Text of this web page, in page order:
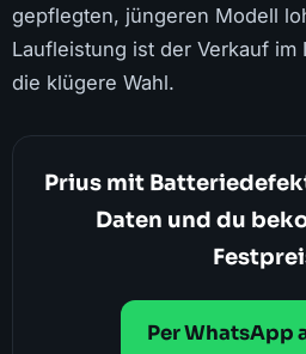
gepflegten, jüngeren Modell
Laufleistung ist der Verkauf im
die klügere Wahl.
Prius mit
Daten und du
Per WhatsApp